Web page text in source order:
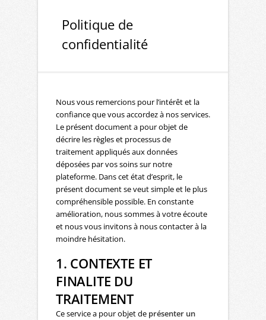
Politique de
confidentialité
Nous vous remercions pour l’intérêt et la
confiance que vous accordez à nos services.
Le présent document a pour objet de
décrire les règles et processus de
traitement appliqués aux données
déposées par vos soins sur notre
plateforme. Dans cet état d’esprit, le
présent document se veut simple et le plus
compréhensible possible. En constante
amélioration, nous sommes à votre écoute
et nous vous invitons à nous contacter à la
moindre hésitation.
1. CONTEXTE ET
FINALITE DU
TRAITEMENT
Ce service a pour objet de présenter un